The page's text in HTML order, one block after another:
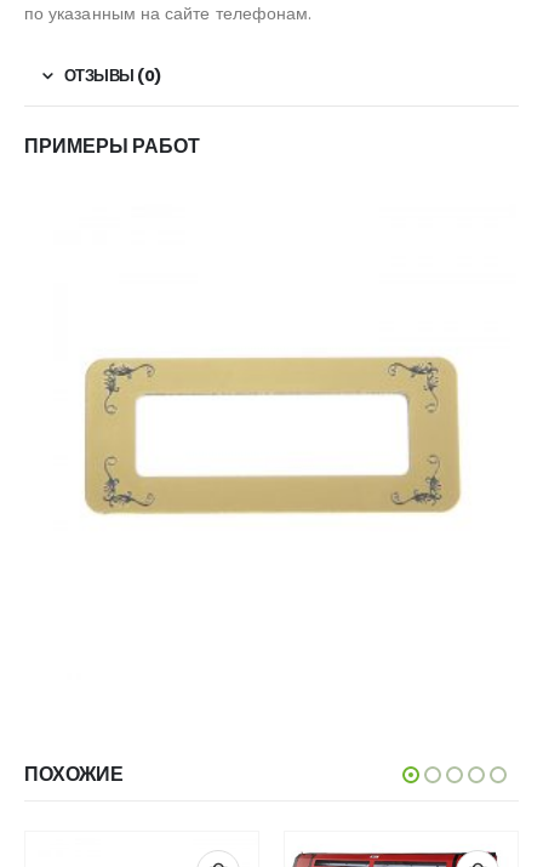
по указанным на сайте телефонам.
ОТЗЫВЫ (0)
ПРИМЕРЫ РАБОТ
ПОХОЖИЕ